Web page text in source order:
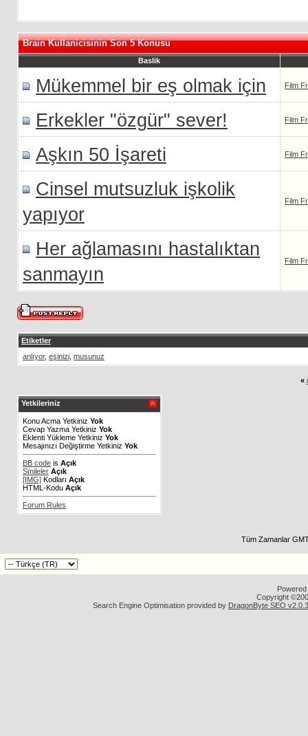
Brain Kullanicisinin Son 5 Konusu
Baslik
Mükemmel bir eş olmak için Film
Erkekler "özgür" sever! Film
Aşkın 50 İşareti Film
Cinsel mutsuzluk işkolik
yapıyor
Film
Her ağlamasını hastalıktan
sanmayın
Film
Etiketler
anlıyor, eşinizi musunuz
«
Yetkileriniz
Konu Acma Yetkiniz Yok
Cevap Yazma Yetkiniz Yok
Eklenti Yükleme Yetkiniz Yok
Mesajınızı Değiştirme Yetkiniz Yok
BB code is Açık
Smileler Açık
[IMG] Kodları Açık
HTML-Kodu Açık
Forum Rules
Tüm Zamanlar
Copyright
Search Engine Optimisation provided by DragonByte SEO